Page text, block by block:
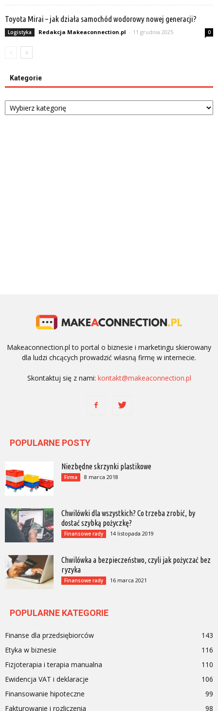
Toyota Mirai – jak działa samochód wodorowy nowej generacji?
Logistyka Redakcja Makeaconnection.pl - 11 grudnia 2025 0
Kategorie
Kategorie
Makeaconnection.pl to portal o biznesie i marketingu skierowany
dla ludzi chcących prowadzić własną firmę w internecie.
Skontaktuj się z nami: kontakt@makeaconnection.pl
POPULARNE POSTY
Niezbędne skrzynki plastikowe
Firma 8 marca 2018
Chwilówki dla wszystkich? Co trzeba zrobić, by
dostać szybką pożyczkę?
Finansowe rady 14 listopada 2019
Chwilówka a bezpieczeństwo, czyli jak pożyczać bez
ryzyka
Finansowe rady 16 marca 2021
POPULARNE KATEGORIE
Finanse dla przedsiębiorców
143
Etyka w biznesie
116
Fizjoterapia i terapia manualna
110
Ewidencja VAT i deklaracje
106
Finansowanie hipoteczne
99
Fakturowanie i rozliczenia
98